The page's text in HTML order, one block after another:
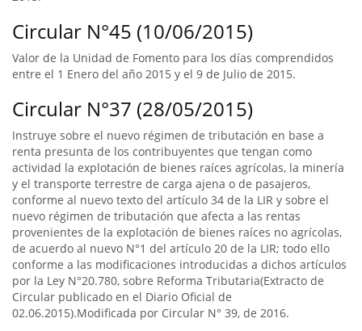
Circular N°45 (10/06/2015)
Valor de la Unidad de Fomento para los días comprendidos
entre el 1 Enero del año 2015 y el 9 de Julio de 2015.
Circular N°37 (28/05/2015)
Instruye sobre el nuevo régimen de tributación en base a
renta presunta de los contribuyentes que tengan como
actividad la explotación de bienes raíces agrícolas, la minería
y el transporte terrestre de carga ajena o de pasajeros,
conforme al nuevo texto del artículo 34 de la LIR y sobre el
nuevo régimen de tributación que afecta a las rentas
provenientes de la explotación de bienes raíces no agrícolas,
de acuerdo al nuevo N°1 del artículo 20 de la LIR; todo ello
conforme a las modificaciones introducidas a dichos artículos
por la Ley N°20.780, sobre Reforma Tributaria(Extracto de
Circular publicado en el Diario Oficial de
02.06.2015).Modificada por Circular N° 39, de 2016.